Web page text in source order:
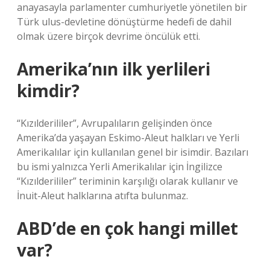
anayasayla parlamenter cumhuriyetle yönetilen bir
Türk ulus-devletine dönüştürme hedefi de dahil
olmak üzere birçok devrime öncülük etti.
Amerika’nın ilk yerlileri
kimdir?
“Kızılderililer”, Avrupalıların gelişinden önce
Amerika’da yaşayan Eskimo-Aleut halkları ve Yerli
Amerikalılar için kullanılan genel bir isimdir. Bazıları
bu ismi yalnızca Yerli Amerikalılar için İngilizce
“Kızılderililer” teriminin karşılığı olarak kullanır ve
İnuit-Aleut halklarına atıfta bulunmaz.
ABD’de en çok hangi millet
var?